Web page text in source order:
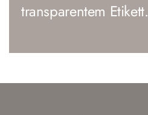
transparentem Etikett.